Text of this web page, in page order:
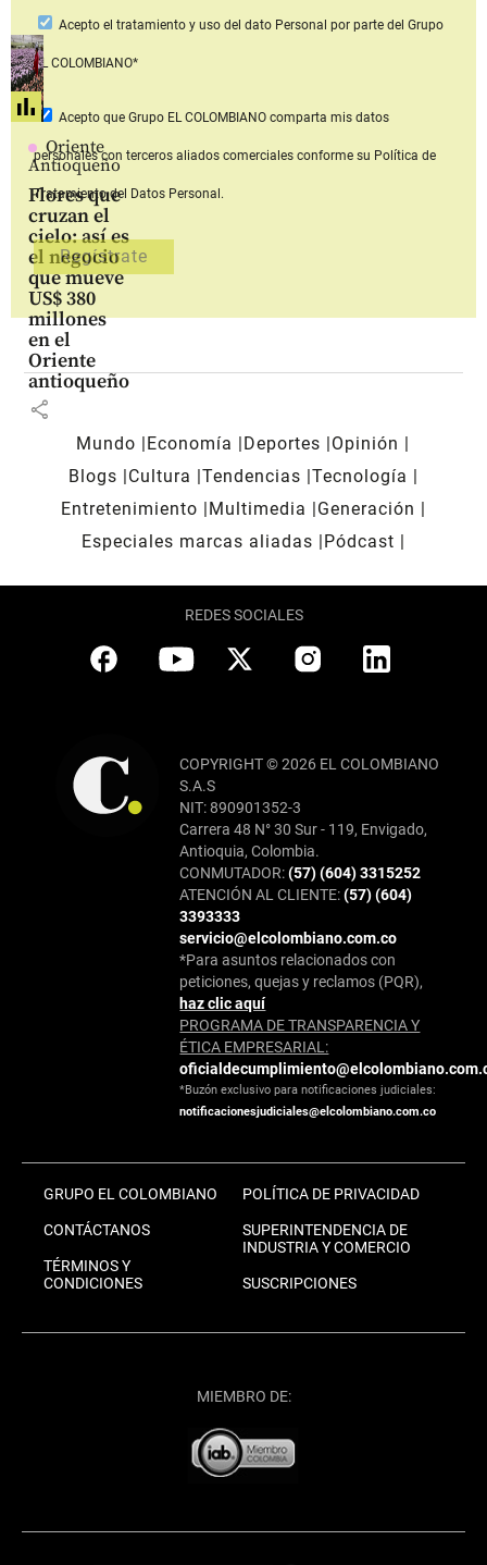
Oriente
Antioqueño
Flores que
cruzan el
cielo: así es
el negocio
que mueve
US$ 380
millones
en el
Oriente
antioqueño
share
Acepto el tratamiento y uso del dato Personal por parte del Grupo
EL COLOMBIANO*
Acepto que Grupo EL COLOMBIANOcomparta mis datos
personales con terceros aliados comerciales conforme su Política de
Tratamiento del Datos Personal.
Mundo Economía Deportes
Opinión
Blogs
Cultura Tendencias Tecnología
Entretenimiento
Multimedia
Generación
Especiales marcas aliadas
Pódcast
REDES SOCIALES
COPYRIGHT © 2026 EL COLOMBIANO
S.A.S
NIT: 890901352-3
Carrera 48 N° 30 Sur - 119, Envigado,
Antioquia, Colombia.
CONMUTADOR:(57) (604) 3315252
ATENCIÓN AL CLIENTE:(57) (604)
3393333
servicio@elcolombiano.com.co
*Para asuntos relacionados con
peticiones, quejas y reclamos (PQR),
haz clic aquí
PROGRAMA DE TRANSPARENCIA Y
ÉTICA EMPRESARIAL:
*Buzón exclusivo para notificaciones judiciales:
notificacionesjudiciales@elcolombiano.com.co
GRUPO EL COLOMBIANO
CONTÁCTANOS
TÉRMINOS Y
CONDICIONES
POLÍTICA DE PRIVACIDAD
SUPERINTENDENCIA DE
INDUSTRIA Y COMERCIO
SUSCRIPCIONES
MIEMBRO DE: